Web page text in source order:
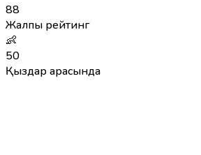
88
Жалпы рейтинг
👶
50
Қыздар арасында